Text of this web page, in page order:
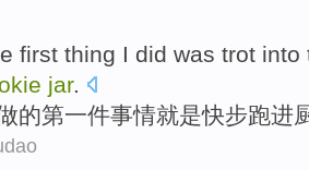
first thing I did was trot into
jar.
的第一件事情就是快步跑进